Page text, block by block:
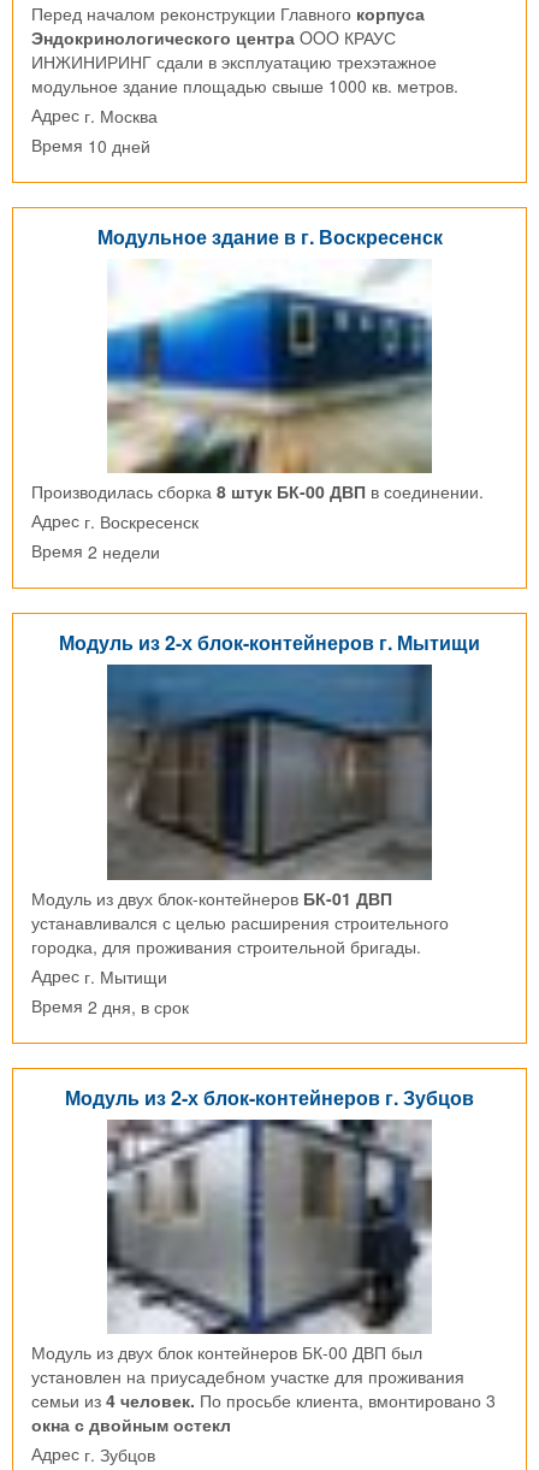
Перед началом реконструкции Главного корпуса
Эндокринологического центра OOO КРАУС
ИНЖИНИРИНГ сдали в эксплуатацию трехэтажное
модульное здание площадью свыше 1000 кв. метров.
Адрес г. Москва
Время 10 дней
Модульное здание в г. Воскресенск
Производилась сборка 8 штук БК-00 ДВП в соединении.
Адрес г. Воскресенск
Время 2 недели
Модуль из 2-х блок-контейнеров г. Мытищи
Модуль из двух блок-контейнеров БК-01 ДВП
устанавливался с целью расширения строительного
городка, для проживания строительной бригады.
Адрес г. Мытищи
Время 2 дня, в срок
Модуль из 2-х блок-контейнеров г. Зубцов
Модуль из двух блок контейнеров БК-00 ДВП был
установлен на приусадебном участке для проживания
семьи из 4 человек. По просьбе клиента, вмонтировано 3
окна с двойным остекл
Адрес г. Зубцов